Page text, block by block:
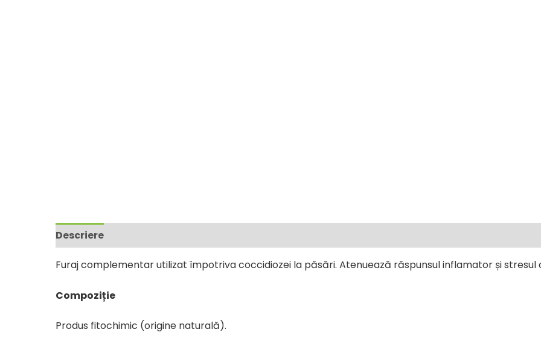
Descriere
Furaj complementar utilizat împotriva coccidiozei la păsări. Atenuează răspunsul inflamator și
Compoziție
Produs fitochimic (origine naturală).